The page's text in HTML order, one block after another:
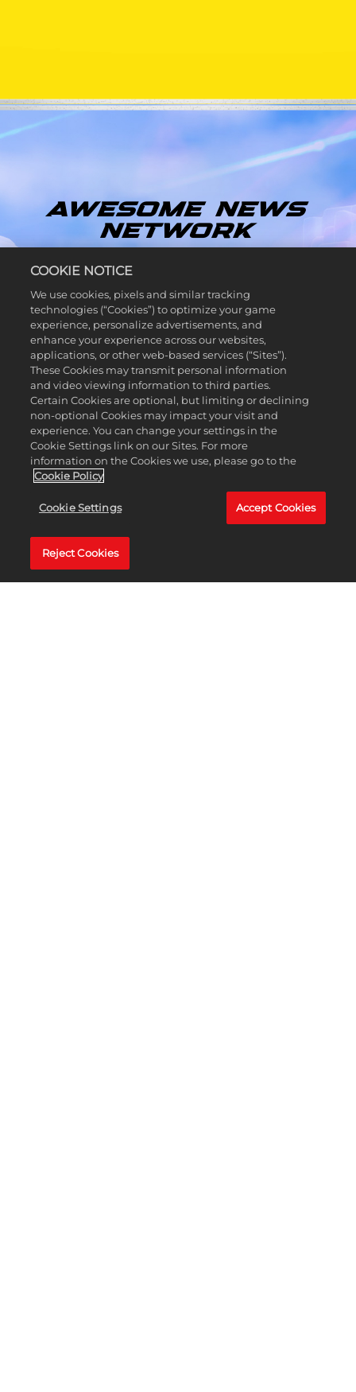
AWESOME NEWS
NETWORK
비키 휠러와 파커 카르가 진행하는 어썸 뉴스 네트워크
에 오신 것을 환영합니다! 비키와 파커가 브릭랜디아에
서 생방송으로 레고® 2K 드라이브의 광활한 오픈 월드
에서 꼭 알아야 할 모든 소식을 전해드립니다. 방송 중에
개인적인 이야기를 나누고 몰래 게임을 즐기는 것을 좋
아하는 두 사람은 전문 해설자와는 거리가 멀지만, 이들
은 부족한 전문 지식을 순수한 에너지와 열정으로 보완
합니다! 다행히도 비키와 파커는 레고 2K 드라이브의 제
작사인 Visual Concepts의 재능 있는 개발자들과 연락을
취하고 있습니다! 유쾌한 개발자 인터뷰를 통해 이 오픈
월드 레이싱 어드벤처 게임에서 무엇을 기대할 수 있는
지 확인하고 게임의 뒷이야기에 대한 정보를 얻으세요.
COOKIE NOTICE
We use cookies, pixels and similar tracking
technologies (“Cookies”) to optimize your game
experience, personalize advertisements, and
enhance your experience across our websites,
applications, or other web-based services (“Sites”).
These Cookies may transmit personal information
and video viewing information to third parties.
Certain Cookies are optional, but limiting or declining
non-optional Cookies may impact your visit and
experience. You can change your settings in the
Cookie Settings link on our Sites. For more
information on the Cookies we use, please go to the
Cookie Policy
Cookie Settings Accept Cookies
Reject Cookies